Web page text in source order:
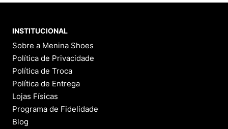
INSTITUCIONAL
Sobre a Menina Shoes
Política de Privacidade
Política de Troca
Política de Entrega
Lojas Físicas
Programa de Fidelidade
Blog